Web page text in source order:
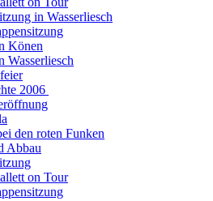
in Wasserliesch
Könen
Wasserliesch
2006
den roten Funken
Abbau
on Tour